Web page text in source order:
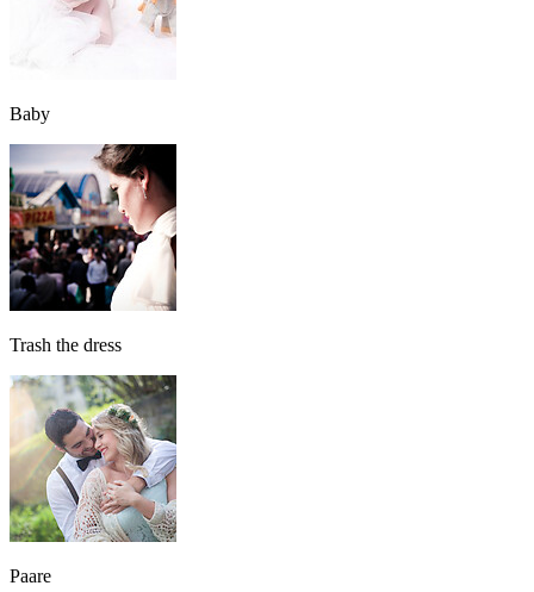
Baby
Trash the dress
Paare